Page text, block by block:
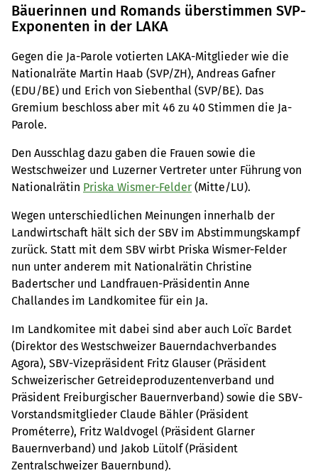
Bäuerinnen und Romands überstimmen SVP-
Exponenten in der LAKA
Gegen die Ja-Parole votierten LAKA-Mitglieder wie die
Nationalräte Martin Haab (SVP/ZH), Andreas Gafner
(EDU/BE) und Erich von Siebenthal (SVP/BE). Das
Gremium beschloss aber mit 46 zu 40 Stimmen die Ja-
Parole.
Den Ausschlag dazu gaben die Frauen sowie die
Westschweizer und Luzerner Vertreter unter Führung von
Nationalrätin Priska Wismer-Felder (Mitte/LU).
Wegen unterschiedlichen Meinungen innerhalb der
Landwirtschaft hält sich der SBV im Abstimmungskampf
zurück. Statt mit dem SBV wirbt Priska Wismer-Felder
nun unter anderem mit Nationalrätin Christine
Badertscher und Landfrauen-Präsidentin Anne
Challandes im Landkomitee für ein Ja.
Im Landkomitee mit dabei sind aber auch Loïc Bardet
(Direktor des Westschweizer Bauerndachverbandes
Agora), SBV-Vizepräsident Fritz Glauser (Präsident
Schweizerischer Getreideproduzentenverband und
Präsident Freiburgischer Bauernverband) sowie die SBV-
Vorstandsmitglieder Claude Bähler (Präsident
Prométerre), Fritz Waldvogel (Präsident Glarner
Bauernverband) und Jakob Lütolf (Präsident
Zentralschweizer Bauernbund).